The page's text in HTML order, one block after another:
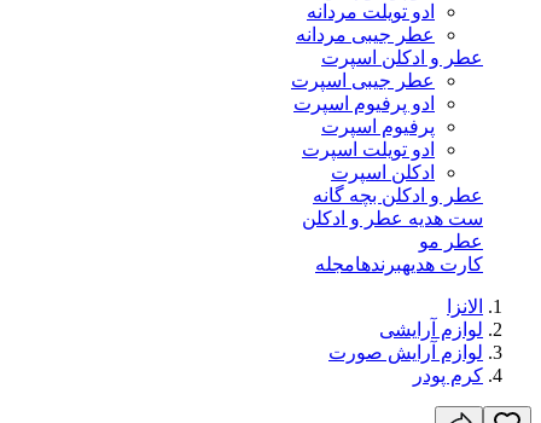
ادو تویلت مردانه
عطر جیبی مردانه
عطر و ادکلن اسپرت
عطر جیبی اسپرت
ادو پرفیوم اسپرت
پرفیوم اسپرت
ادو تویلت اسپرت
ادکلن اسپرت
عطر و ادکلن بچه گانه
ست هدیه عطر و ادکلن
عطر مو
کارت هدیهبرندهامجله
الانزا
لوازم آرایشی
لوازم آرایش صورت
کرم پودر